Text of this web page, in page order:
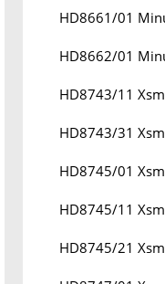
HD8661/01
HD8662/01
HD8743/11
HD8743/31
HD8745/01
HD8745/11
HD8745/21